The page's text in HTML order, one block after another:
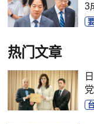
3
热门文章